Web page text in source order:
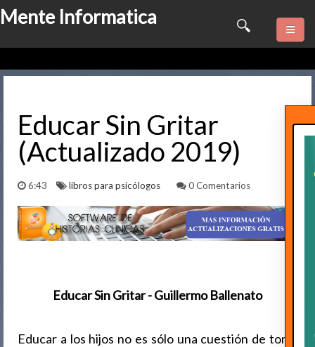
Mente Informatica
Quienes somos
Consulta Online
Software
Marketing
Educar Sin Gritar
(Actualizado 2019)
6:43 libros para psicólogos 0 Comentarios
Educar Sin Gritar - Guillermo Ballenato
Educar a los hijos no es sólo una cuestión de toma